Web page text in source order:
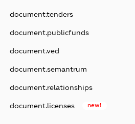
document.tenders
document.publicfunds
document.ved
document.semantrum
document.relationships
document.licenses new!